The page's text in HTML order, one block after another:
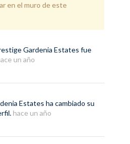
en el muro de este
Gardenia Estates fue
un año
Estates ha cambiado su
hace un año